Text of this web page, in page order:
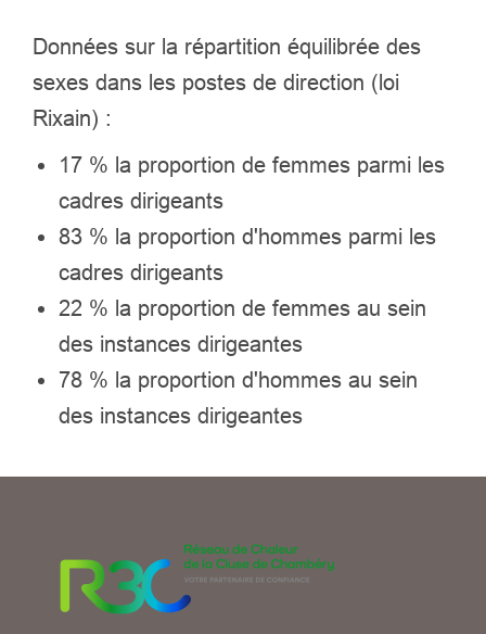
Données sur la répartition équilibrée des
sexes dans les postes de direction (loi
Rixain) :
17 % la proportion de femmes parmi les
cadres dirigeants
83 % la proportion d'hommes parmi les
cadres dirigeants
22 % la proportion de femmes au sein
des instances dirigeantes
78 % la proportion d'hommes au sein
des instances dirigeantes